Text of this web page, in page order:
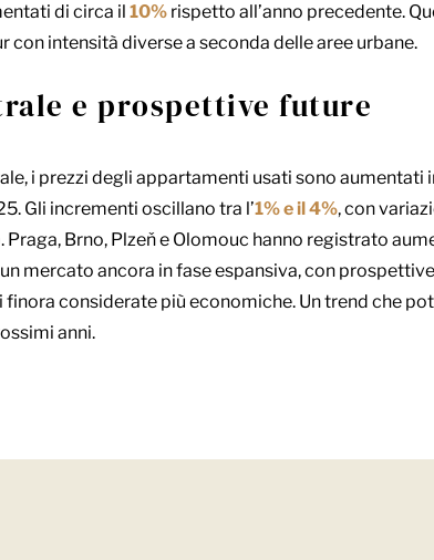
di circa il 10% rispetto all’anno precedente.
con intensità diverse a seconda delle aree urbane.
e prospettive future
i prezzi degli appartamenti usati sono aumentati
Gli incrementi oscillano tra l’1% e il 4%, con
Praga, Brno, Plzeň e Olomouc hanno registrato
mercato ancora in fase espansiva, con
considerate più economiche. Un trend che
anni.